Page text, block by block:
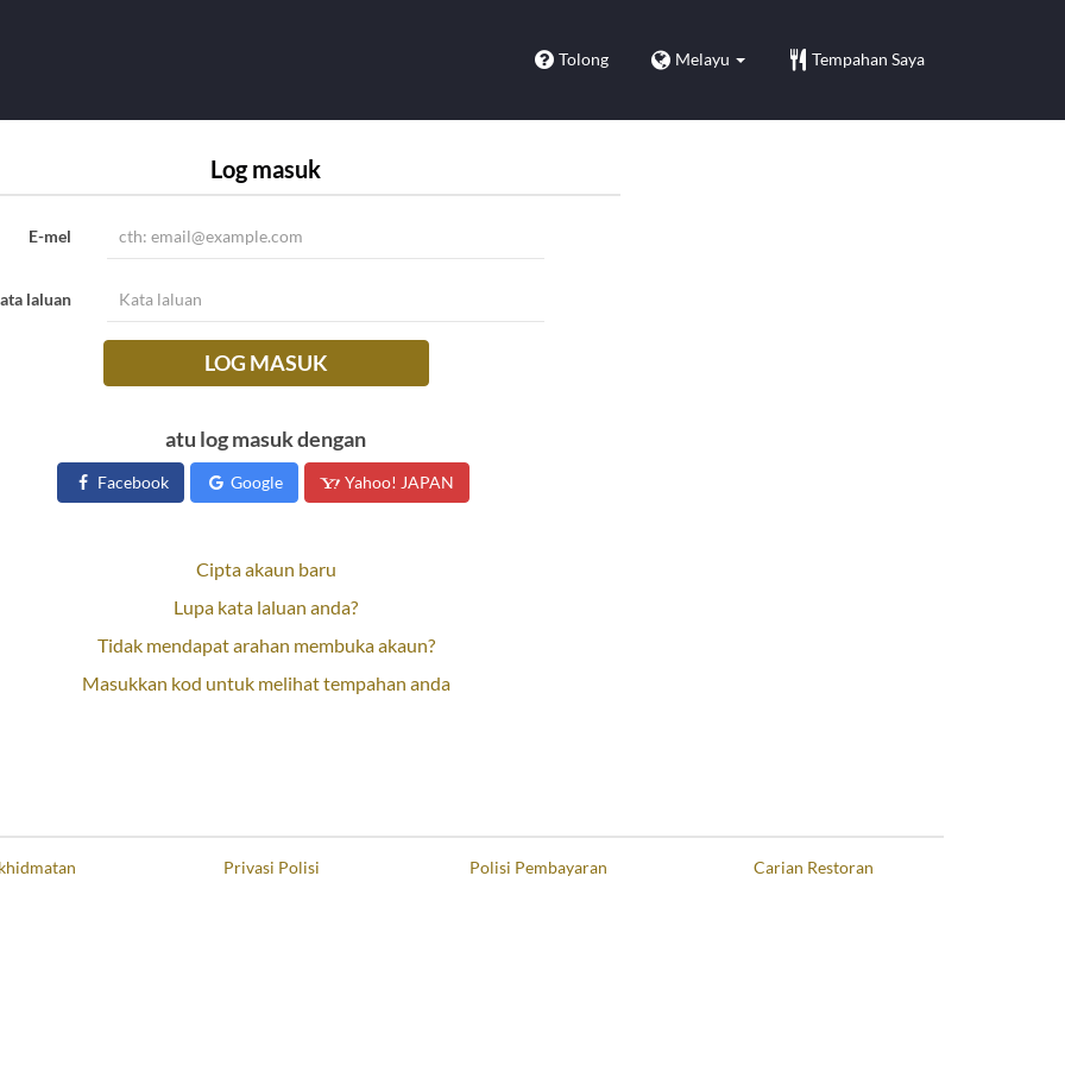
Tolong Melayu Tempahan Saya
Log masuk
E-mel
laluan
LOG MASUK
atu log masuk dengan
Facebook Google Yahoo! JAPAN
Cipta akaun baru
Lupa kata laluan anda?
Tidak mendapat arahan membuka akaun?
Masukkan kod untuk melihat tempahan anda
Privasi Polisi Polisi Pembayaran Carian Restoran